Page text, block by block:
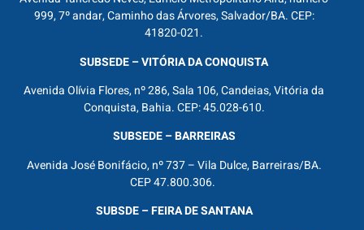
999, 7º andar, Caminho das Árvores, Salvador/BA. CEP:
41820-021.
SUBSEDE – VITÓRIA DA CONQUISTA
Avenida Olívia Flores, nº 286, Sala 106, Candeias, Vitória da
Conquista, Bahia. CEP: 45.028-610.
SUBSEDE – BARREIRAS
Avenida José Bonifácio, nº 737 – Vila Dulce, Barreiras/BA.
CEP 47.800.306.
SUBSDE – FEIRA DE SANTANA